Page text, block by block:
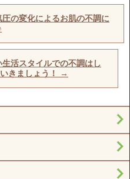
の変化によるお肌の不調に
活スタイルでの不調はし
きましょう！
→